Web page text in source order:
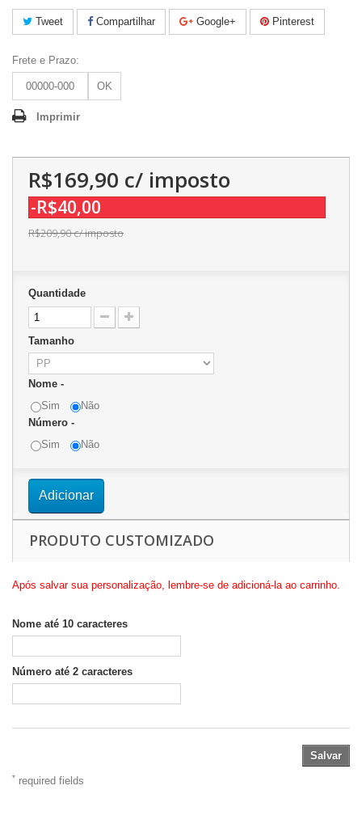
Tweet Compartilhar Google+ Pinterest
Frete e Prazo:
OK
Imprimir
R$169,90 c/ imposto
-R$40,00
R$209,90c/ imposto
Quantidade
Tamanho
Nome -
Sim
Não
Número -
Sim
Não
Adicionar
PRODUTO CUSTOMIZADO
Após salvar sua personalização, lembre-se de adicioná-la ao carrinho.
Nome até 10 caracteres
Número até 2 caracteres
Salvar
* required fields